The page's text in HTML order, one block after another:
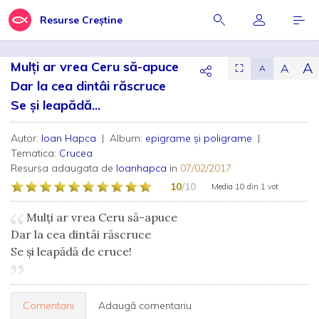
Resurse Creștine
Mulți ar vrea Ceru să-apuce
Dar la cea dintâi răscruce
Se și leapădă...
⛶ A A A
Autor: Ioan Hapca | Album: epigrame și poligrame |
Tematica: Crucea
Resursa adaugata de Ioanhapca in 07/02/2017
10/10 Media 10 din 1 vot
Mulți ar vrea Ceru să-apuce
Dar la cea dintâi răscruce
Se și leapădă de cruce!
Comentarii Adaugă comentariu